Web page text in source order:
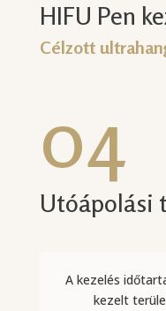
HIFU Pen
Célzott
04
Utóápolási
A kezelés
kezelt